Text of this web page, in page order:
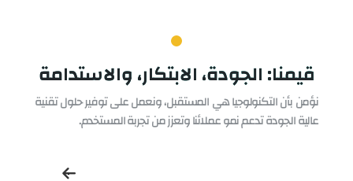
قيمنا: الجودة، الابتكار، والاستدامة
نؤمن بأن التكنولوجيا هي المستقبل، ونعمل على توفير حلول تقنية
عالية الجودة تدعم نمو عملائنا وتعزز من تجربة المستخدم.